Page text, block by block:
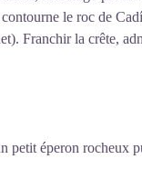
le roc de
Franchir la crête,
petit éperon rocheux